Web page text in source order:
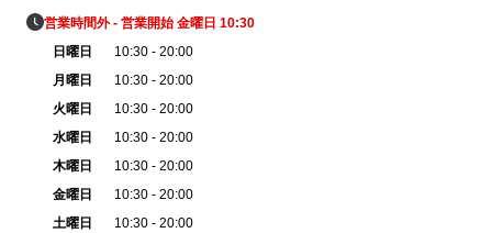
営業時間外 - 営業開始 金曜日 10:30
日曜日
10:30 - 20:00
月曜日
10:30 - 20:00
火曜日
10:30 - 20:00
水曜日
10:30 - 20:00
木曜日
10:30 - 20:00
金曜日
10:30 - 20:00
土曜日
10:30 - 20:00